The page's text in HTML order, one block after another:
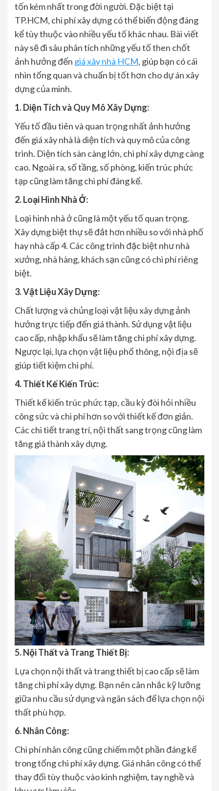
tốn kém nhất trong đời người. Đặc biệt tại
TP.HCM, chi phí xây dựng có thể biến động đáng
kể tùy thuộc vào nhiều yếu tố khác nhau. Bài viết
này sẽ đi sâu phân tích những yếu tố then chốt
ảnh hưởng đến giá xây nhà HCM, giúp bạn có cái
nhìn tổng quan và chuẩn bị tốt hơn cho dự án xây
dựng của mình.
1. Diện Tích và Quy Mô Xây Dựng:
Yếu tố đầu tiên và quan trọng nhất ảnh hưởng
đến giá xây nhà là diện tích và quy mô của công
trình. Diện tích sàn càng lớn, chi phí xây dựng càng
cao. Ngoài ra, số tầng, số phòng, kiến trúc phức
tạp cũng làm tăng chi phí đáng kể.
2. Loại Hình Nhà Ở:
Loại hình nhà ở cũng là một yếu tố quan trọng.
Xây dựng biệt thự sẽ đắt hơn nhiều so với nhà phố
hay nhà cấp 4. Các công trình đặc biệt như nhà
xưởng, nhà hàng, khách sạn cũng có chi phí riêng
biệt.
3. Vật Liệu Xây Dựng:
Chất lượng và chủng loại vật liệu xây dựng ảnh
hưởng trực tiếp đến giá thành. Sử dụng vật liệu
cao cấp, nhập khẩu sẽ làm tăng chi phí xây dựng.
Ngược lại, lựa chọn vật liệu phổ thông, nội địa sẽ
giúp tiết kiệm chi phí.
4. Thiết Kế Kiến Trúc:
Thiết kế kiến trúc phức tạp, cầu kỳ đòi hỏi nhiều
công sức và chi phí hơn so với thiết kế đơn giản.
Các chi tiết trang trí, nội thất sang trọng cũng làm
tăng giá thành xây dựng.
5. Nội Thất và Trang Thiết Bị:
Lựa chọn nội thất và trang thiết bị cao cấp sẽ làm
tăng chi phí xây dựng. Bạn nên cân nhắc kỹ lưỡng
giữa nhu cầu sử dụng và ngân sách để lựa chọn nội
thất phù hợp.
6. Nhân Công:
Chi phí nhân công cũng chiếm một phần đáng kể
trong tổng chi phí xây dựng. Giá nhân công có thể
thay đổi tùy thuộc vào kinh nghiệm, tay nghề và